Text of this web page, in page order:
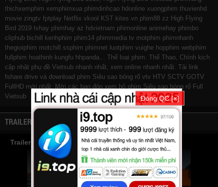
thichxemphim xemphimxua phimdinhcao hdonline xuongphim thuvienhd
movie zingtv fptplay Netflix vkool KST kites vn phim88 zz High Flying
Bird 2019 tvhay phimhay az hdvietnam phimonline animehay phimbo
cliphub bichill kenhphim phim14 phimmedia tv motphim phimnhanh
thegioiphim motchill ssphim phimnet luotphim vuighe hopphim webphim
fullphim hoathinh kungfu hhpanda ... Thể loại phim: Thể Thao, Chính kịch
cập nhật phụ đề Vietsub nhanh nhất, xem online nhanh nhất. Tải link
fshare drive và download phim Siêu sao bóng rổ vtv HTV SCTV GOTV
FullHD mới nhất. Mời các bạn đón xem bộ phim Siêu sao bóng rổ Full
Vietsub
TRAILER
Trailer Phim Siêu sao bóng rổ
Đóng QC [×]